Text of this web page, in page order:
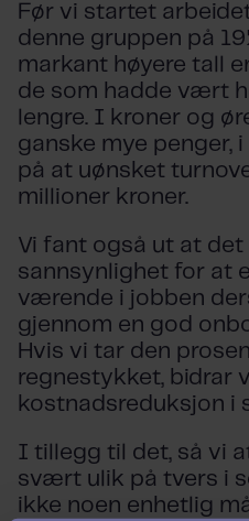
Før vi startet
denne gruppen på
markant høyere tall
de som hadde vært
lengre. I kroner og
ganske mye penger,
på at uønsket
millioner kroner.
Vi fant også ut at det
sannsynlighet for at
værende i jobben
gjennom en god
Hvis vi tar den
regnestykket, bidrar
kostnadsreduksjon i
I tillegg til det, så vi
svært ulik på tvers i
ikke noen enhetlig